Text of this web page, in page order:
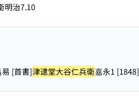
明治7.10
[首書]津逮堂大谷仁兵衛嘉永1 [1848]